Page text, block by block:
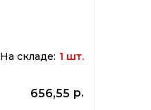
На складе: 1 шт.
656,55 р.